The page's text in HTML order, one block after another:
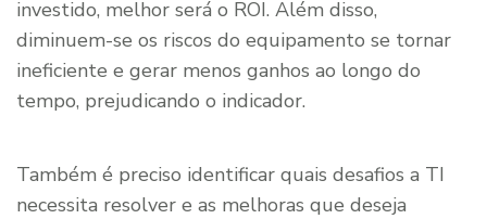
investido, melhor será o ROI. Além disso,
diminuem-se os riscos do equipamento se tornar
ineficiente e gerar menos ganhos ao longo do
tempo, prejudicando o indicador.
Também é preciso identificar quais desafios a TI
necessita resolver e as melhoras que deseja